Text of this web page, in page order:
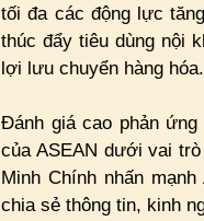
tối đa các động lực
thúc đẩy tiêu dùng nội
lợi lưu chuyển hàng hóa.
Đánh giá cao phản
của ASEAN dưới vai
Minh Chính nhấn
chia sẻ thông tin, kinh